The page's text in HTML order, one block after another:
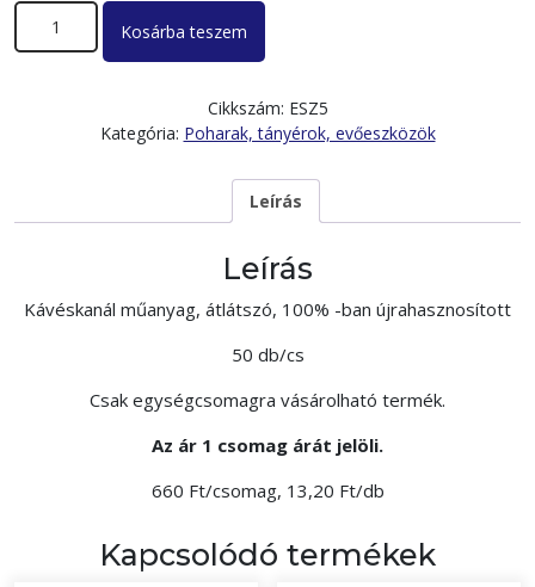
Evőeszköz mennyiség
Kosárba teszem
Cikkszám: ESZ5
Kategória: Poharak, tányérok, evőeszközök
Leírás
Leírás
Kávéskanál műanyag, átlátszó, 100% -ban újrahasznosított
50 db/cs
Csak egységcsomagra vásárolható termék.
Az ár 1 csomag árát jelöli.
660 Ft/csomag, 13,20 Ft/db
Kapcsolódó termékek